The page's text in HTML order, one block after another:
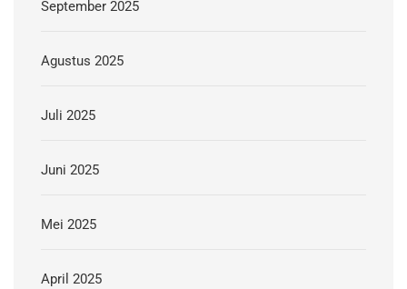
September 2025
Agustus 2025
Juli 2025
Juni 2025
Mei 2025
April 2025